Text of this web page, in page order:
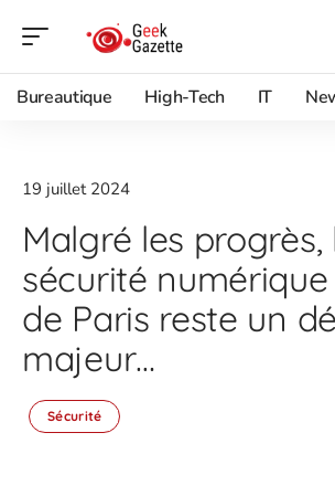
Bureautique High-Tech IT
19 juillet 2024
Malgré les progrès,
sécurité
de Paris reste un
majeur…
Sécurité